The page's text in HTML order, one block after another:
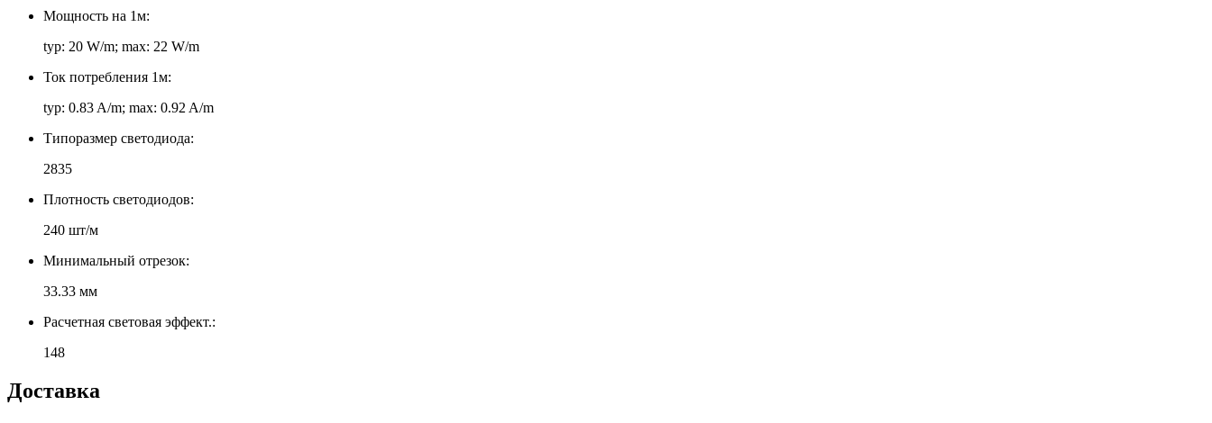
Мощность на 1м:
typ: 20 W/m; max: 22 W/m
Ток потребления 1м:
typ: 0.83 A/m; max: 0.92 A/m
Типоразмер светодиода:
2835
Плотность светодиодов:
240 шт/м
Минимальный отрезок:
33.33 мм
Расчетная световая эффект.:
148
Доставка